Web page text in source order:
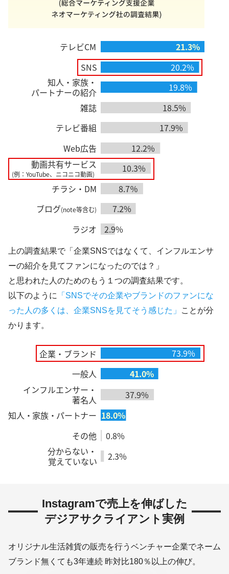
上の調査結果で「企業SNSではなくて、インフルエンサ
ーの紹介を見てファンになったのでは？」
と思われた人のためのもう１つの調査結果です。
以下のように 「SNSでその企業やブランドのファンにな
った人の多くは、企業SNSを見てそう感じた」
ことが分
かります。
Instagramで売上を伸ばした
デジアサクライアント実例
オリジナル生活雑貨の販売を行うベンチャー企業でネーム
ブランド無くても3年連続 昨対比180％以上の伸び。